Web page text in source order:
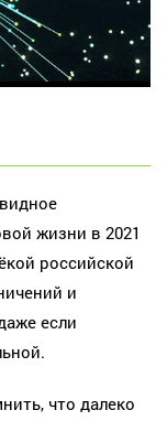
жизни в 2021
российской
и
если
что далеко